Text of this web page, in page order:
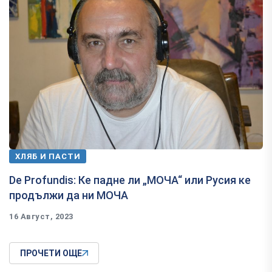
ХЛЯБ И ПАСТИ
De Profundis: Ке падне ли „МОЧА“ или Русия ке
продължи да ни МОЧА
16 Август, 2023
ПРОЧЕТИ ОЩЕ